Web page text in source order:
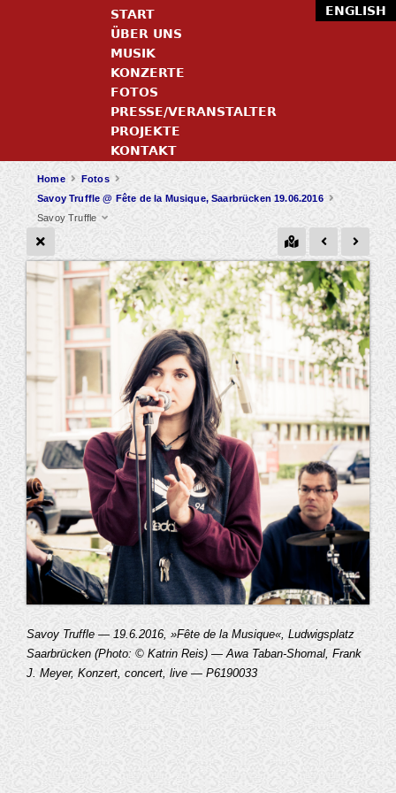
Home
Fotos
Savoy Truffle @ Fête de la Musique, Saarbrücken 19.06.2016
Savoy Truffle
Savoy Truffle — 19.6.2016, »Fête de la Musique«, Ludwigsplatz
Saarbrücken (Photo: © Katrin Reis) — Awa Taban-Shomal, Frank
J. Meyer, Konzert, concert, live — P6190033
START
ÜBER UNS
MUSIK
KONZERTE
FOTOS
PRESSE/VERANSTALTER
PROJEKTE
KONTAKT
ENGLISH